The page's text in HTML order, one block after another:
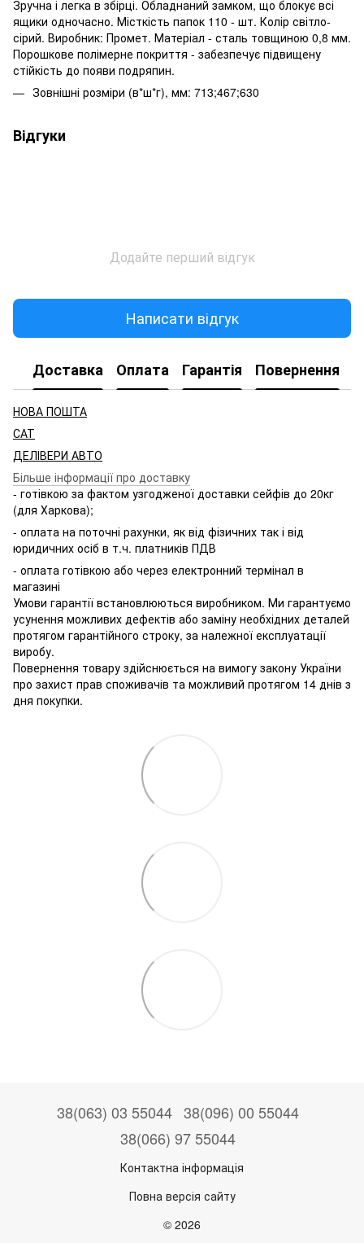
Зручна і легка в збірці. Обладнаний замком, що блокує всі
ящики одночасно. Місткість папок 110 - шт. Колір світло-
сірий. Виробник: Промет. Матеріал - сталь товщиною 0,8 мм.
Порошкове полімерне покриття - забезпечує підвищену
стійкість до появи подряпин.
Зовнішні розміри (в*ш*г), мм: 713;467;630
Відгуки
Додайте перший відгук
Написати відгук
Доставка Оплата Гарантія Повернення
НОВА ПОШТА
САТ
ДЕЛІВЕРИ АВТО
Більше інформації про доставку
- готівкою за фактом узгодженої доставки сейфів до 20кг
(для Харкова);
- оплата на поточні рахунки, як від фізичних так і від
юридичних осіб в т.ч. платників ПДВ
- оплата готівкою або через електронний термінал в
магазині
Умови гарантії встановлюються виробником. Ми гарантуємо
усунення можливих дефектів або заміну необхідних деталей
протягом гарантійного строку, за належної експлуатації
виробу.
Повернення товару здійснюється на вимогу закону України
про захист прав споживачів та можливий протягом 14 днів з
дня покупки.
38(063) 03 55044 38(096) 00 55044
38(066) 97 55044
Контактна інформація
Повна версія сайту
© 2026